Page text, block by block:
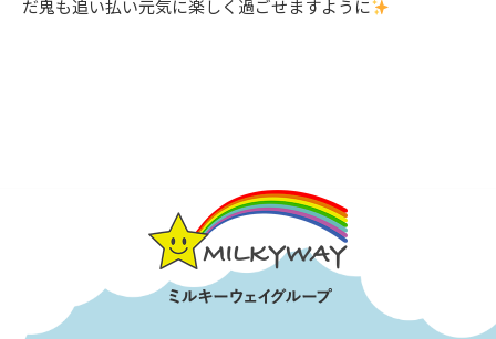
だ鬼も追い払い元気に楽しく過ごせますように